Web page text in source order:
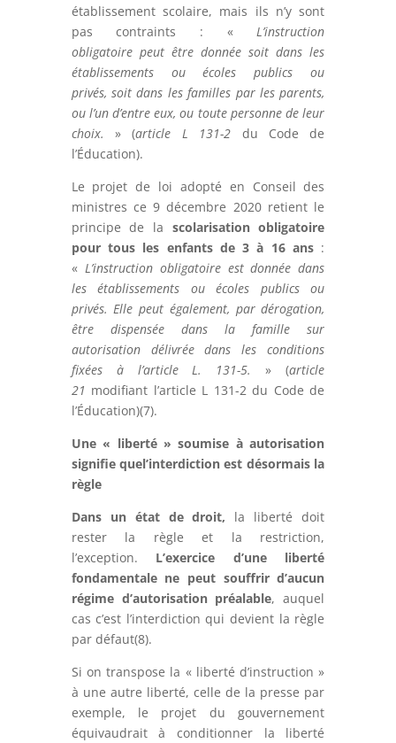
établissement scolaire, mais ils n’y sont
pas contraints : «
L’instruction
obligatoire peut être donnée soit dans les
établissements ou écoles publics ou
privés, soit dans les familles par les parents,
ou l’un d’entre eux, ou toute personne de leur
choix. » (article L 131-2
du Code de
l’Éducation).
Le projet de loi adopté en Conseil des
ministres ce 9 décembre 2020 retient le
principe de la scolarisation obligatoire
pour tous les enfants de 3 à 16 ans :
« L’instruction obligatoire est donnée dans
les établissements ou écoles publics ou
privés. Elle peut également, par dérogation,
être
dispensée dans la famille sur
autorisation délivrée dans les conditions
fixées à l’article L. 131-5.
» (article
21 modifiant l’article L 131-2 du Code de
l’Éducation)(7).
Une « liberté » soumise à autorisation
signifie quel’interdiction est désormais la
règle
Dans un état de droit,
la liberté doit
rester la règle et la restriction,
l’exception.
L’exercice d’une liberté
fondamentale ne peut souffrir d’aucun
régime d’autorisation préalable, auquel
cas c’est l’interdiction qui devient la règle
par défaut(8).
Si on transpose la « liberté d’instruction »
à une autre liberté, celle de la presse par
exemple, le projet du gouvernement
équivaudrait à conditionner la liberté